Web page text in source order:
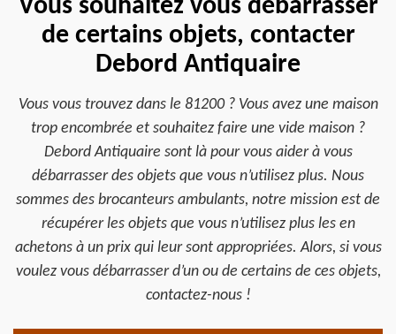
Vous souhaitez vous débarrasser
de certains objets, contacter
Debord Antiquaire
Vous vous trouvez dans le 81200 ? Vous avez une maison
trop encombrée et souhaitez faire une vide maison ?
Debord Antiquaire sont là pour vous aider à vous
débarrasser des objets que vous n’utilisez plus. Nous
sommes des brocanteurs ambulants, notre mission est de
récupérer les objets que vous n’utilisez plus les en
achetons à un prix qui leur sont appropriées. Alors, si vous
voulez vous débarrasser d’un ou de certains de ces objets,
contactez-nous !